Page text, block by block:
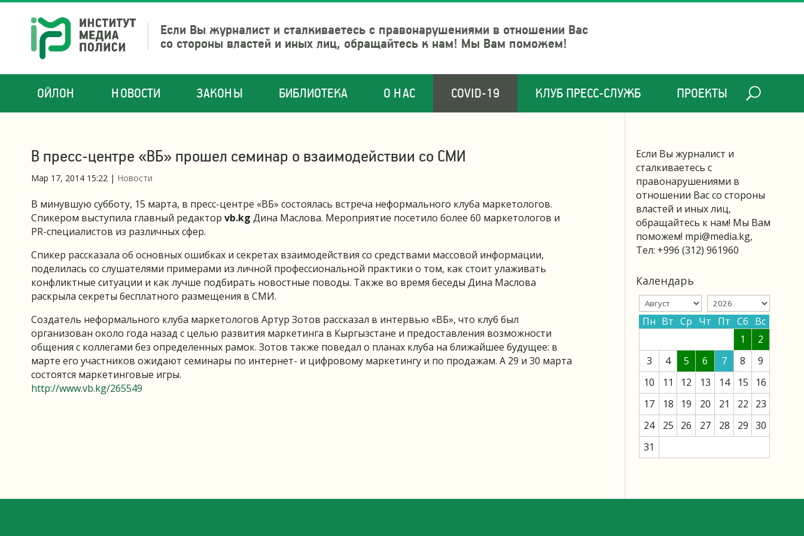
Если Вы журналист и сталкиваетесь с правонарушениями в отношении Вас
со стороны властей и иных лиц, обращайтесь к нам! Мы Вам поможем!
ОЙЛОН НОВОСТИ ЗАКОНЫ БИБЛИОТЕКА О НАС COVID-19 КЛУБ ПРЕСС-СЛУЖБ ПРОЕКТЫ
В пресс-центре «ВБ» прошел семинар о взаимодействии со СМИ
Мар 17, 2014 15:22 | Новости
В минувшую субботу, 15 марта, в пресс-центре «ВБ» состоялась встреча неформального клуба маркетологов.
Спикером выступила главный редактор vb.kg Дина Маслова. Мероприятие посетило более 60 маркетологов и
PR-специалистов из различных сфер.
Спикер рассказала об основных ошибках и секретах взаимодействия со средствами массовой информации,
поделилась со слушателями примерами из личной профессиональной практики о том, как стоит улаживать
конфликтные ситуации и как лучше подбирать новостные поводы. Также во время беседы Дина Маслова
раскрыла секреты бесплатного размещения в СМИ.
Создатель неформального клуба маркетологов Артур Зотов рассказал в интервью «ВБ», что клуб был
организован около года назад с целью развития маркетинга в Кыргызстане и предоставления возможности
общения с коллегами без определенных рамок. Зотов также поведал о планах клуба на ближайшее будущее: в
марте его участников ожидают семинары по интернет- и цифровому маркетингу и по продажам. А 29 и 30 марта
состоятся маркетинговые игры.
http://www.vb.kg/265549
Если Вы журналист и
сталкиваетесь с
правонарушениями в
отношении Вас со стороны
властей и иных лиц,
обращайтесь к нам! Мы Вам
поможем! mpi@media.kg,
Тел: +996 (312) 961960
Календарь
Пн Вт Ср Чт Пт Сб Вс
1
2
3
4 5 6 7 8
9
10
11 12 13 14 15
16
17
18 19 20 21 22
23
24
25 26 27 28 29 30
31